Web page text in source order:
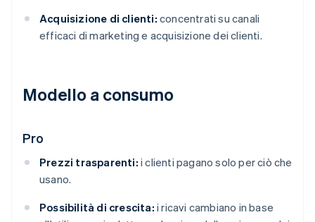
Acquisizione di clienti: concentrati su canali
efficaci di marketing e acquisizione dei clienti.
Modello a consumo
Pro
Prezzi trasparenti: i clienti pagano solo per ciò che
usano.
Possibilità di crescita: i ricavi cambiano in base